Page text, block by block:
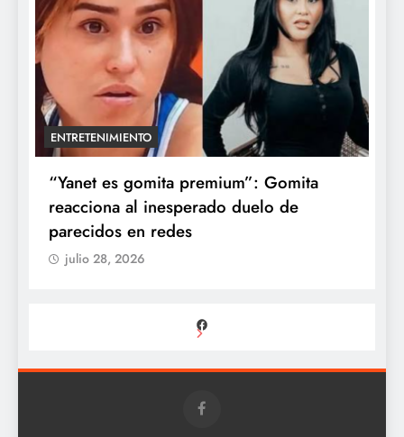
ENTRETENIMIENTO
“Yanet es gomita premium”: Gomita
reacciona al inesperado duelo de
parecidos en redes
julio 28, 2026